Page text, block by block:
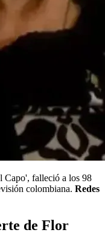
Capo', falleció a los 98
colombiana. Redes
de Flor